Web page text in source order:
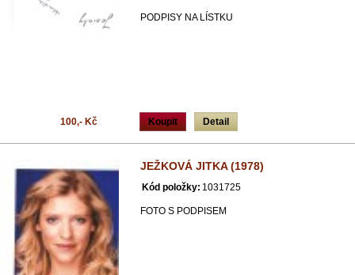
PODPISY NA LÍSTKU
Koupit Detail
100,- Kč
JEŽKOVÁ JITKA (1978)
Kód položky: 1031725
FOTO S PODPISEM